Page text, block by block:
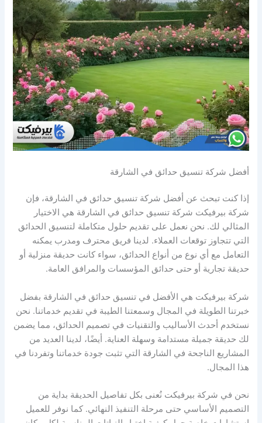
أفضل شركة تنسيق حدائق في الشارقة
إذا كنت تبحث عن أفضل شركة تنسيق حدائق في الشارقة، فإن
شركة بيرفيكت شركة تنسيق حدائق في الشارقة هي الاختيار
المثالي لك. نحن نعمل على تقديم حلول متكاملة لتنسيق الحدائق
التي تتجاوز توقعات العملاء. لدينا فريق محترف ومدرب يمكنه
التعامل مع أي نوع من أنواع الحدائق، سواء كانت حديقة منزلية أو
حديقة تجارية أو حتى حدائق المؤسسات والمرافق العامة.
شركة بيرفيكت هي الأفضل في تنسيق حدائق في الشارقة بفضل
خبرتنا الطويلة في المجال وسمعتنا الطيبة في تقديم خدماتنا. نحن
نستخدم أحدث الأساليب والتقنيات في تصميم الحدائق، مما يضمن
لك حديقة جميلة مستدامة وسهلة العناية. أيضًا، لدينا العديد من
المشاريع الناجحة في الشارقة التي تثبت جودة خدماتنا وتفردنا في
هذا المجال.
نحن في شركة بيرفيكت نُعنى بكل تفاصيل الحديقة بداية من
التصميم الأساسي حتى مرحلة التنفيذ النهائي. كما نوفر للعميل